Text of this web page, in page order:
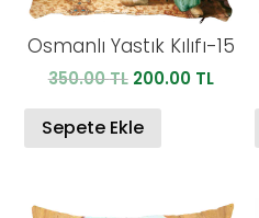
Osmanlı Yastık Kılıfı-15
350.00TL Orijinal
350.00 TL.
200.00 TLŞu
Sepete Ekle